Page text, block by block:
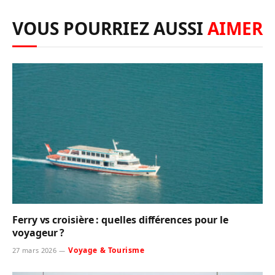
VOUS POURRIEZ AUSSI AIMER
Ferry vs croisière : quelles différences pour le
voyageur ?
27 mars 2026 Voyage & Tourisme